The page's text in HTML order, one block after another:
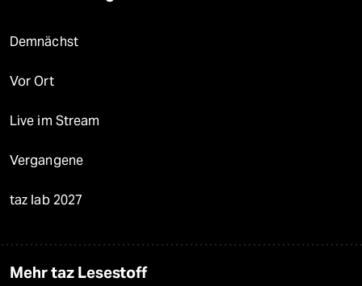
Demnächst
Vor Ort
Live im Stream
Vergangene
taz lab 2027
Mehr taz Lesestoff